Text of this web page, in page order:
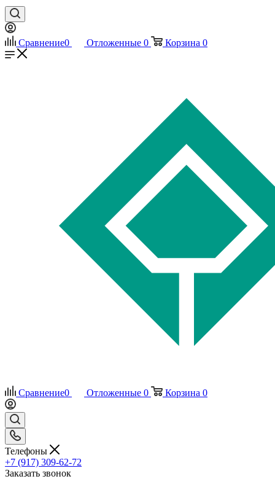
Сравнение0 Отложенные 0 Корзина 0
Сравнение0 Отложенные 0 Корзина 0
Телефоны
+7 (917) 309-62-72
Заказать звонок